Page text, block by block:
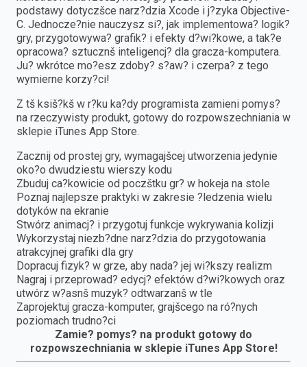
podstawy dotyczšce narz?dzia Xcode i j?zyka Objective-
C. Jednocze?nie nauczysz si?, jak implementowa? logik?
gry, przygotowywa? grafik? i efekty d?wi?kowe, a tak?e
opracowa? sztucznš inteligencj? dla gracza-komputera.
Ju? wkrótce mo?esz zdoby? s?aw? i czerpa? z tego
wymierne korzy?ci!
Z tš ksiš?kš w r?ku ka?dy programista zamieni pomys?
na rzeczywisty produkt, gotowy do rozpowszechniania w
sklepie iTunes App Store.
Zacznij od prostej gry, wymagajšcej utworzenia jedynie
oko?o dwudziestu wierszy kodu
Zbuduj ca?kowicie od poczštku gr? w hokeja na stole
Poznaj najlepsze praktyki w zakresie ?ledzenia wielu
dotyków na ekranie
Stwórz animacj? i przygotuj funkcje wykrywania kolizji
Wykorzystaj niezb?dne narz?dzia do przygotowania
atrakcyjnej grafiki dla gry
Dopracuj fizyk? w grze, aby nada? jej wi?kszy realizm
Nagraj i przeprowad? edycj? efektów d?wi?kowych oraz
utwórz w?asnš muzyk? odtwarzanš w tle
Zaprojektuj gracza-komputer, grajšcego na ró?nych
poziomach trudno?ci
Zamie? pomys? na produkt gotowy do
rozpowszechniania w sklepie iTunes App Store!